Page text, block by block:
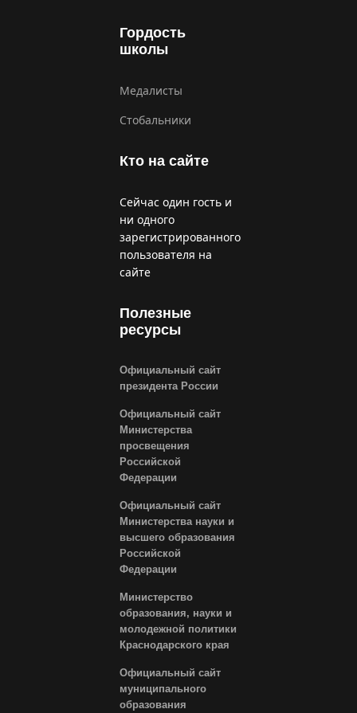
Гордость
школы
Медалисты
Стобальники
Кто на сайте
Сейчас один гость и
ни одного
зарегистрированного
пользователя на
сайте
Полезные
ресурсы
Официальный сайт
президента России
Официальный сайт
Министерства
просвещения
Российской
Федерации
Официальный сайт
Министерства науки и
высшего образования
Российской
Федерации
Министерство
образования, науки и
молодежной политики
Краснодарского края
Официальный сайт
муниципального
образования